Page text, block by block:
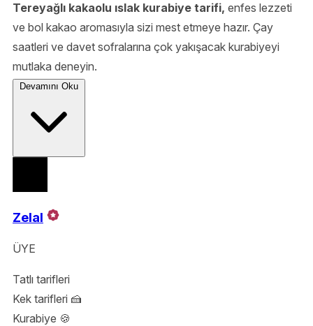
Tereyağlı kakaolu ıslak kurabiye tarifi, enfes lezzeti
ve bol kakao aromasıyla sizi mest etmeye hazır. Çay
saatleri ve davet sofralarına çok yakışacak kurabiyeyi
mutlaka deneyin.
Devamını Oku
Zelal
ÜYE
Tatlı tarifleri
Kek tarifleri 🍰
Kurabiye 🍪